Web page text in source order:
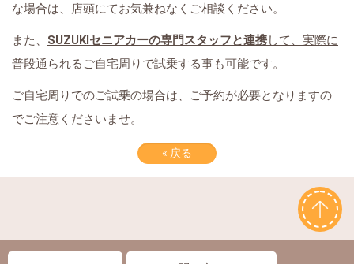
な場合は、店頭にてお気兼ねなくご相談ください。
また、 SUZUKIセニアカーの専門スタッフと連携して、実際に
普段通られるご自宅周りで試乗する事も可能です。
ご自宅周りでのご試乗の場合は、ご予約が必要となりますの
でご注意くださいませ。
« 戻る